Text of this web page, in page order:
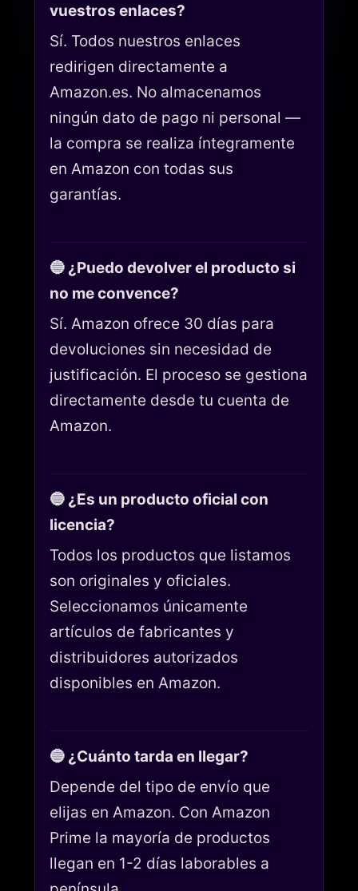
vuestros enlaces?
Sí. Todos nuestros enlaces
redirigen directamente a
Amazon.es. No almacenamos
ningún dato de pago ni personal —
la compra se realiza íntegramente
en Amazon con todas sus
garantías.
🔵 ¿Puedo devolver el producto si
no me convence?
Sí. Amazon ofrece 30 días para
devoluciones sin necesidad de
justificación. El proceso se gestiona
directamente desde tu cuenta de
Amazon.
🔵 ¿Es un producto oficial con
licencia?
Todos los productos que listamos
son originales y oficiales.
Seleccionamos únicamente
artículos de fabricantes y
distribuidores autorizados
disponibles en Amazon.
🔵 ¿Cuánto tarda en llegar?
Depende del tipo de envío que
elijas en Amazon. Con Amazon
Prime la mayoría de productos
llegan en 1-2 días laborables a